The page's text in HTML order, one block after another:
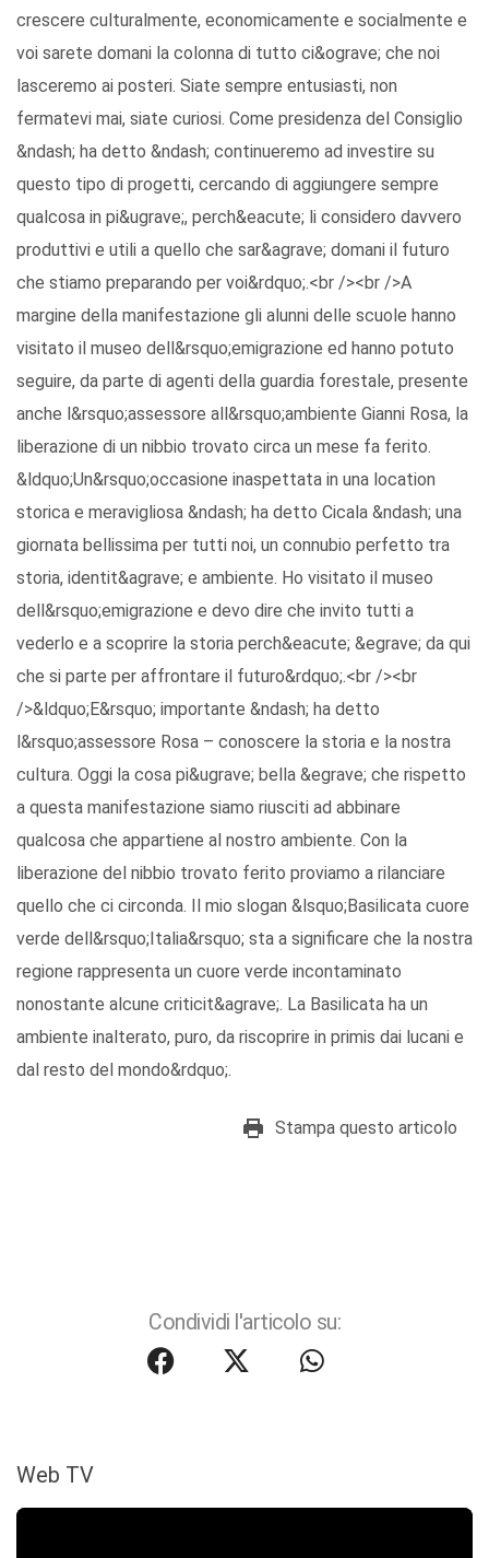
crescere culturalmente, economicamente e socialmente e
voi sarete domani la colonna di tutto ci&ograve; che noi
lasceremo ai posteri. Siate sempre entusiasti, non
fermatevi mai, siate curiosi. Come presidenza del Consiglio
&ndash; ha detto &ndash; continueremo ad investire su
questo tipo di progetti, cercando di aggiungere sempre
qualcosa in pi&ugrave;, perch&eacute; li considero davvero
produttivi e utili a quello che sar&agrave; domani il futuro
che stiamo preparando per voi&rdquo;.<br /><br />A
margine della manifestazione gli alunni delle scuole hanno
visitato il museo dell&rsquo;emigrazione ed hanno potuto
seguire, da parte di agenti della guardia forestale, presente
anche l&rsquo;assessore all&rsquo;ambiente Gianni Rosa, la
liberazione di un nibbio trovato circa un mese fa ferito.
&ldquo;Un&rsquo;occasione inaspettata in una location
storica e meravigliosa &ndash; ha detto Cicala &ndash; una
giornata bellissima per tutti noi, un connubio perfetto tra
storia, identit&agrave; e ambiente. Ho visitato il museo
dell&rsquo;emigrazione e devo dire che invito tutti a
vederlo e a scoprire la storia perch&eacute; &egrave; da qui
che si parte per affrontare il futuro&rdquo;.<br /><br
/>&ldquo;E&rsquo; importante &ndash; ha detto
l&rsquo;assessore Rosa – conoscere la storia e la nostra
cultura. Oggi la cosa pi&ugrave; bella &egrave; che rispetto
a questa manifestazione siamo riusciti ad abbinare
qualcosa che appartiene al nostro ambiente. Con la
liberazione del nibbio trovato ferito proviamo a rilanciare
quello che ci circonda. Il mio slogan &lsquo;Basilicata cuore
verde dell&rsquo;Italia&rsquo; sta a significare che la nostra
regione rappresenta un cuore verde incontaminato
nonostante alcune criticit&agrave;. La Basilicata ha un
ambiente inalterato, puro, da riscoprire in primis dai lucani e
dal resto del mondo&rdquo;.
Stampa questo articolo
Condividi l'articolo su:
Web TV